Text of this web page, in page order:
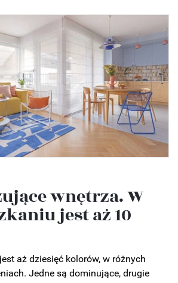
wnętrza. W
jest aż 10
aż dziesięć kolorów, w różnych
Jedne są dominujące, drugie